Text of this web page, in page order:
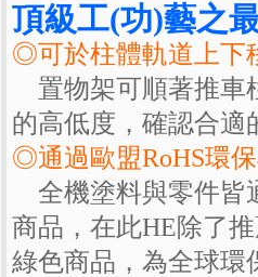
頂級工(功)藝之
◎可於柱體軌道上下
置物架可順著推車
的高低度，確認合適
◎通過歐盟RoHS環
全機塗料與零件皆
商品，在此HE除了
綠色商品，為全球環